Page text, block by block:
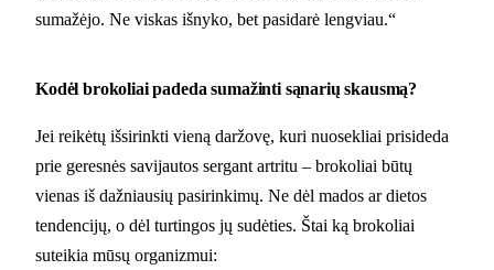
sumažėjo. Ne viskas išnyko, bet pasidarė lengviau.“
Kodėl brokoliai padeda sumažinti sąnarių skausmą?
Jei reikėtų išsirinkti vieną daržovę, kuri nuosekliai prisideda
prie geresnės savijautos sergant artritu – brokoliai būtų
vienas iš dažniausių pasirinkimų. Ne dėl mados ar dietos
tendencijų, o dėl turtingos jų sudėties. Štai ką brokoliai
suteikia mūsų organizmui: